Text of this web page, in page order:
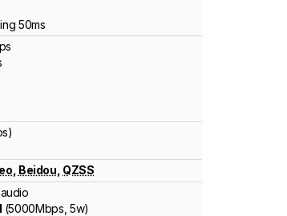
50ms
Beidou QZSS
audio
(5000Mbps, 5w)